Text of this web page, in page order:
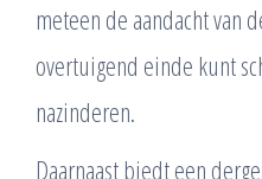
meteen de aandacht van
overtuigend einde kunt
nazinderen.
Daarnaast biedt een